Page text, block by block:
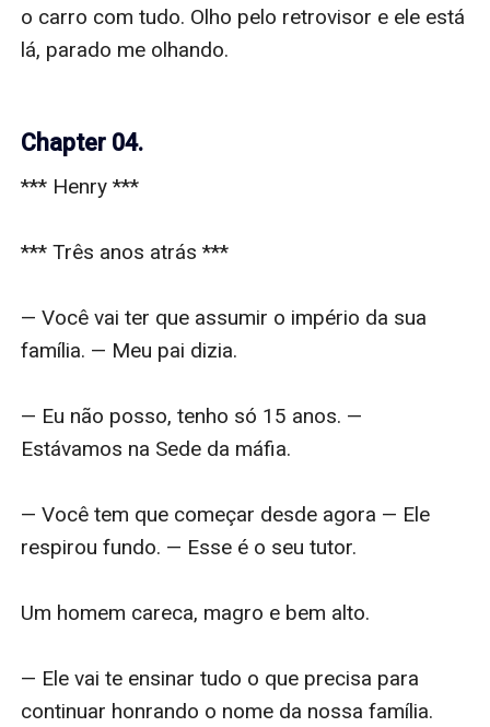
o carro com tudo. Olho pelo retrovisor e ele está
lá, parado me olhando.
Chapter 04.
*** Henry ***
*** Três anos atrás ***
— Você vai ter que assumir o império da sua
família. — Meu pai dizia.
— Eu não posso, tenho só 15 anos. —
Estávamos na Sede da máfia.
— Você tem que começar desde agora — Ele
respirou fundo. — Esse é o seu tutor.
Um homem careca, magro e bem alto.
— Ele vai te ensinar tudo o que precisa para
continuar honrando o nome da nossa família.